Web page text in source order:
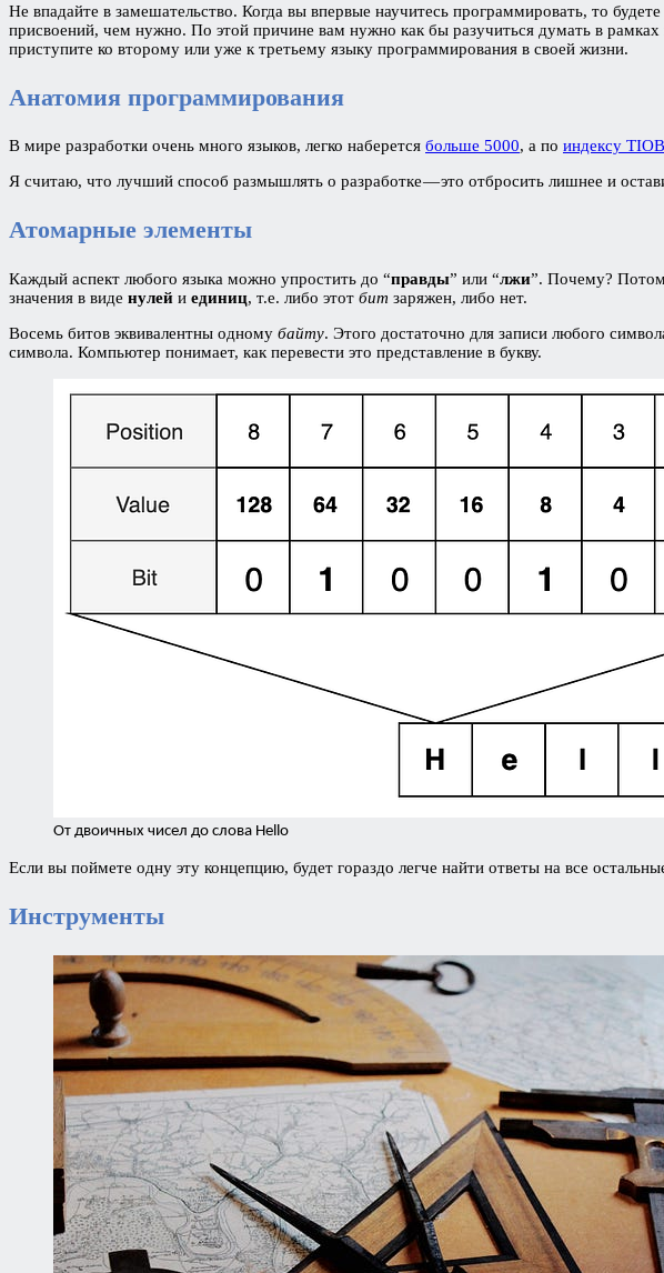
Не впадайте в замешательство. Когда вы впервые научитесь программировать, то
присвоений, чем нужно. По этой причине вам нужно как бы разучиться думать в
приступите ко второму или уже к третьему языку программирования в своей жизни.
Анатомия программирования
В мире разработки очень много языков, легко наберется больше 5000, а по индексу
Я считаю, что лучший способ размышлять о разработке — это отбросить лишнее и
Атомарные элементы
Каждый аспект любого языка можно упростить до “правды” или “лжи”. Почему?
значения в виде нулей и единиц, т.е. либо этот бит заряжен, либо нет.
Восемь битов эквивалентны одному байту. Этого достаточно для записи любого
символа. Компьютер понимает, как перевести это представление в букву.
От двоичных чисел до слова Hello
Если вы поймете одну эту концепцию, будет гораздо легче найти ответы на все
Инструменты